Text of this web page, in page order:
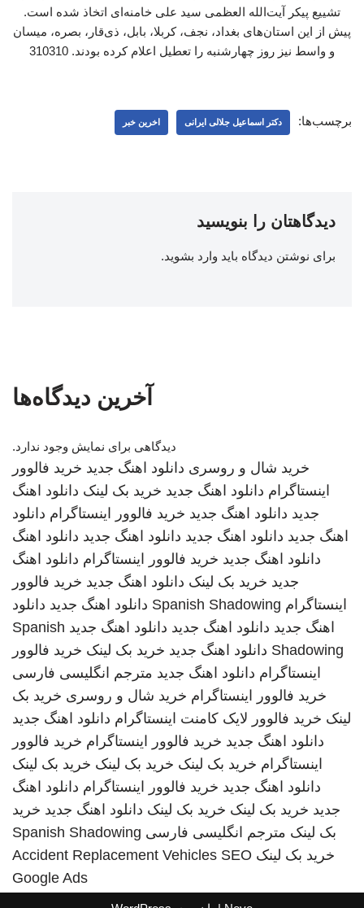
تشییع پیکر آیت‌الله العظمی سید علی خامنه‌ای اتخاذ شده است.
پیش از این استان‌های بغداد، نجف، کربلا، بابل، ذی‌قار، بصره، میسان
و واسط نیز روز چهارشنبه را تعطیل اعلام کرده بودند. 310310
برچسب‌ها: دکتر اسماعیل جلالی ایرانی اخرین خبر
دیدگاهتان را بنویسید
برای نوشتن دیدگاه باید وارد بشوید.
آخرین دیدگاه‌ها
دیدگاهی برای نمایش وجود ندارد.
خرید شال و روسری دانلود اهنگ جدید خرید فالوور
اینستاگرام دانلود اهنگ جدید خرید بک لینک دانلود اهنگ
جدید دانلود اهنگ جدید خرید فالوور اینستاگرام دانلود
اهنگ جدید دانلود اهنگ جدید دانلود اهنگ جدید دانلود اهنگ
دانلود اهنگ جدید خرید فالوور اینستاگرام دانلود اهنگ
جدید خرید بک لینک دانلود اهنگ جدید خرید فالوور
اینستاگرام Spanish Shadowing دانلود اهنگ جدید دانلود
اهنگ جدید دانلود اهنگ جدید دانلود اهنگ جدید Spanish
Shadowing دانلود اهنگ جدید خرید بک لینک خرید فالوور
اینستاگرام دانلود اهنگ جدید مترجم انگلیسی فارسی
خرید فالوور اینستاگرام خرید شال و روسری خرید بک
لینک خرید فالوور لایک کامنت اینستاگرام دانلود اهنگ جدید
دانلود اهنگ جدید خرید فالوور اینستاگرام خرید فالوور
اینستاگرام خرید بک لینک خرید بک لینک خرید بک لینک
دانلود اهنگ جدید خرید فالوور اینستاگرام دانلود اهنگ
جدید خرید بک لینک خرید بک لینک دانلود اهنگ جدید خرید
بک لینک مترجم انگلیسی فارسی Spanish Shadowing
خرید بک لینک
Accident Replacement Vehicles SEO
Google Ads